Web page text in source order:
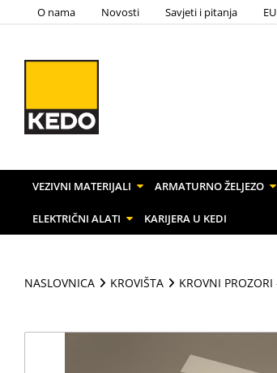
O nama Novosti Savjeti i pitanja
VEZIVNI MATERIJALI ARMATURNO ŽELJEZO
ELEKTRIČNI ALATI KARIJERA U KEDI
NASLOVNICA KROVIŠTA KROVNI PROZORI